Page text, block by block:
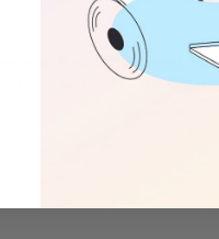
eine Netzentsperrung.
Service nutzen. Wir